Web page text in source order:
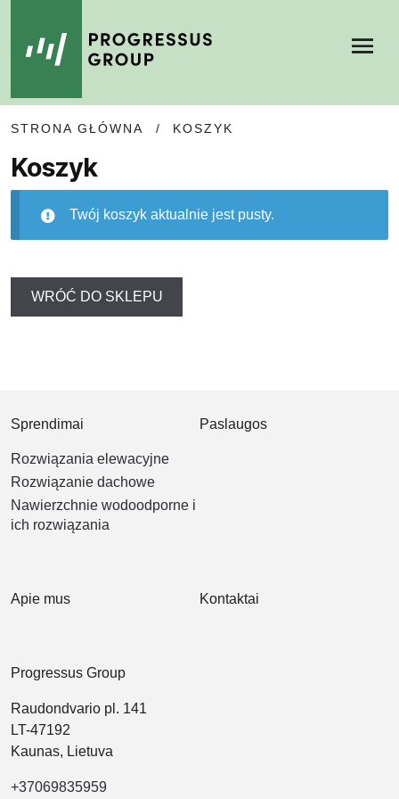
TO
NAVIGATION
TO
CONTENT
STRONA GŁÓWNA / KOSZYK
Koszyk
Twój koszyk aktualnie jest pusty.
WRÓĆ DO SKLEPU
Sprendimai
Rozwiązania elewacyjne
Rozwiązanie dachowe
Nawierzchnie wodoodporne i
ich rozwiązania
Paslaugos
Apie mus Kontaktai
Progressus Group
Raudondvario pl. 141
LT-47192
Kaunas, Lietuva
+37069835959